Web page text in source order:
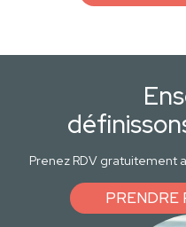
Prenez RDV gratuitement
PRENDRE